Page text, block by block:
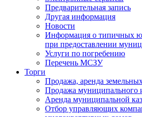
Предварительная запись
Другая информация
Новости
Информация о типичных
при предоставлении
Услуги по погребению
Перечень МСЗУ
Торги
Продажа, аренда
Продажа муниципального
Аренда муниципальной
Отбор управляющих